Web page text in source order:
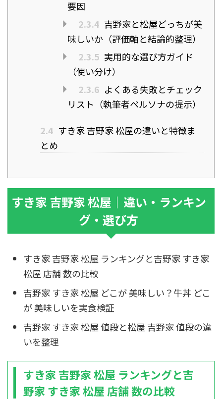
要因
2.3.4 吉野家と松屋どっちが美
味しいか（評価軸と結論的整理）
2.3.5 実用的な選び方ガイド
（使い分け）
2.3.6 よくある失敗とチェック
リスト（執筆者ペルソナの提示）
2.4 すき家 吉野家 松屋の違いと特徴ま
とめ
すき家 吉野家 松屋｜違い・ランキン
グ・選び方
すき家 吉野家 松屋 ランキングと吉野家 すき家
松屋 店舗 数の比較
吉野家 すき家 松屋 どこが 美味しい？牛丼 どこ
が 美味しいを実食検証
吉野家 すき家 松屋 値段と松屋 吉野家 値段の違
いを整理
すき家 吉野家 松屋 ランキングと吉
野家 すき家 松屋 店舗 数の比較